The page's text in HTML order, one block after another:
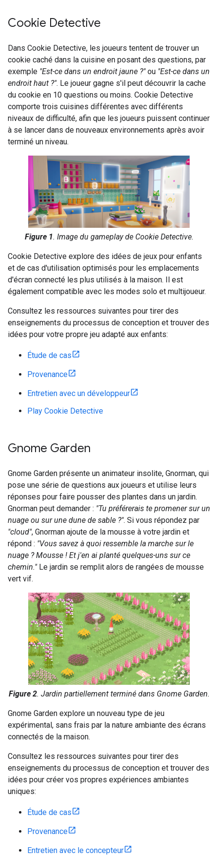
Cookie Detective
Dans Cookie Detective, les joueurs tentent de trouver un
cookie caché dans la cuisine en posant des questions, par
exemple "Est-ce dans un endroit jaune ?"ou "Est-ce dans un
endroit haut ?". Le joueur gagne s'il peut découvrir la cache
du cookie en 10 questions ou moins. Cookie Detective
comporte trois cuisines différentes avec différents
niveaux de difficulté, afin que les joueurs puissent continuer
à se lancer dans de nouveaux environnements après avoir
terminé un niveau.
Figure 1. Image du gameplay de Cookie Detective.
Cookie Detective explore des idées de jeux pour enfants
et de cas d'utilisation optimisés pour les emplacements
d'écran connecté les plus utilisés à la maison. Il est
également compatible avec les modes solo et multijoueur.
Consultez les ressources suivantes pour tirer des
enseignements du processus de conception et trouver des
idées pour votre propre jeu adapté aux enfants:
Étude de cas
Provenance
Entretien avec un développeur
Play Cookie Detective
Gnome Garden
Gnome Garden présente un animateur insolite, Gnorman, qui
pose une série de questions aux joueurs et utilise leurs
réponses pour faire pousser des plantes dans un jardin.
Gnorman peut demander : "Tu préférerais te promener sur un
nuage ou sur une dune de sable ?". Si vous répondez par
"cloud", Gnorman ajoute de la mousse à votre jardin et
répond : "Vous savez à quoi ressemble la marche sur le
nuage ? Mousse ! Et j'en ai planté quelques-uns sur ce
chemin."Le jardin se remplit alors de rangées de mousse
vert vif.
Figure 2. Jardin partiellement terminé dans Gnome Garden.
Gnome Garden explore un nouveau type de jeu
expérimental, sans frais par la nature ambiante des écrans
connectés de la maison.
Consultez les ressources suivantes pour tirer des
enseignements du processus de conception et trouver des
idées pour créer vos propres expériences ambiantes
uniques:
Étude de cas
Provenance
Entretien avec le concepteur